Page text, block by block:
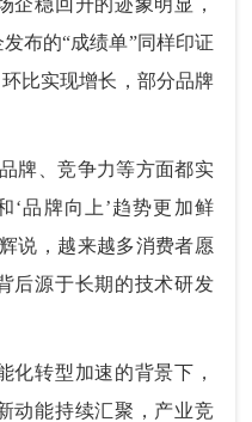
布的“成绩单”同样印证
比实现增长，部分品牌
、竞争力等方面都实
‘品牌向上’趋势更加鲜
说，越来越多消费者愿
后源于长期的技术研发
转型加速的背景下，
动能持续汇聚，产业竞